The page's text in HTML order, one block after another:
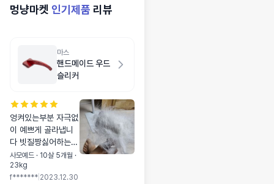
멍냥마켓 인기제품 리뷰
마스
핸드메이드 우드
슬리커
엉켜있는부분 자극없
이 예쁘게 골라냅니
다 빗질짱싫어하는데
괜찮음 오프라인에서
사고 너무 잘쓰고있
어서 포메친구 선물
사모예드 · 10살 5개월 ·
23kg
f******* 2023.12.30